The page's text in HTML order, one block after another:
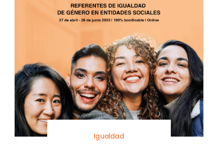
Igualdad